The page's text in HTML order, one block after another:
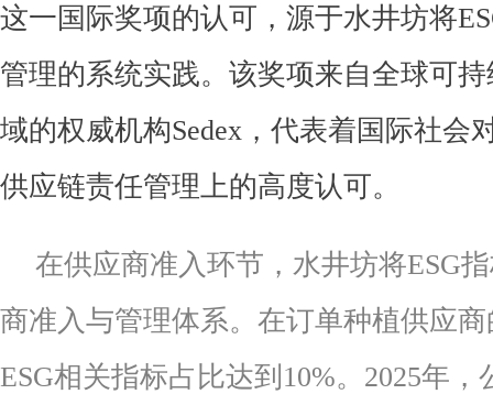
这一国际奖项的认可，源于水井坊将
管理的系统实践。该奖项来自全球可
域的权威机构Sedex，代表着国际社会
供应链责任管理上的高度认可。
在供应商准入环节，水井坊将ESG
商准入与管理体系。在订单种植供应
ESG相关指标占比达到10%。2025年